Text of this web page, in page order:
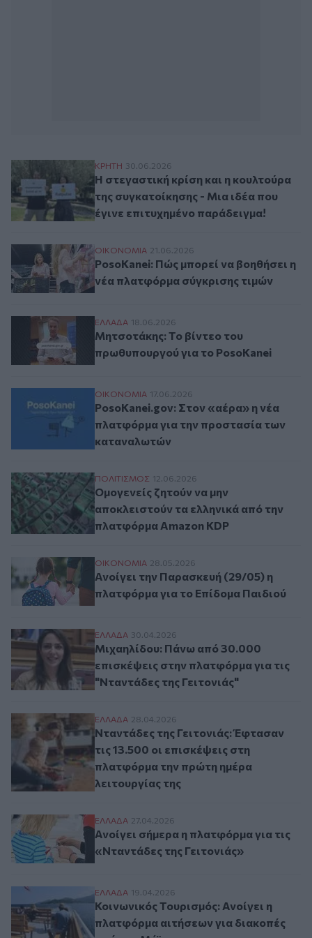
Η στεγαστική κρίση και η κουλτούρα της
ΚΡΗΤΗ 30.06.2026
Η στεγαστική κρίση και η κουλτούρα
της συγκατοίκησης - Μια ιδέα που
έγινε επιτυχημένο παράδειγμα!
PosoKanei: Πώς μπορεί να βοηθήσει η
ΟΙΚΟΝΟΜΙΑ 21.06.2026
PosoKanei: Πώς μπορεί να βοηθήσει η
νέα πλατφόρμα σύγκρισης τιμών
Μητσοτάκης: Το βίντεο του
ΕΛΛAΔΑ 18.06.2026
Μητσοτάκης: Το βίντεο του
πρωθυπουργού για το PosoKanei
PosoKanei.gov: Στον «αέρα» η νέα
ΟΙΚΟΝΟΜΙΑ 17.06.2026
PosoKanei.gov: Στον «αέρα» η νέα
πλατφόρμα για την προστασία των
καταναλωτών
Ομογενείς ζητούν να μην αποκλειστούν
ΠΟΛΙΤΙΣΜΟΣ 12.06.2026
Ομογενείς ζητούν να μην
αποκλειστούν τα ελληνικά από την
πλατφόρμα Amazon KDP
Ανοίγει την Παρασκευή (29/05) η
ΟΙΚΟΝΟΜΙΑ 28.05.2026
Ανοίγει την Παρασκευή (29/05) η
πλατφόρμα για το Επίδομα Παιδιού
Μιχαηλίδου: Πάνω από 30.000
ΕΛΛAΔΑ 30.04.2026
Μιχαηλίδου: Πάνω από 30.000
επισκέψεις στην πλατφόρμα για τις
"Νταντάδες της Γειτονιάς"
Νταντάδες της Γειτονιάς: Έφτασαν τις
ΕΛΛAΔΑ 28.04.2026
Νταντάδες της Γειτονιάς: Έφτασαν
τις 13.500 οι επισκέψεις στη
πλατφόρμα την πρώτη ημέρα
λειτουργίας της
Ανοίγει σήμερα η πλατφόρμα για τις
ΕΛΛAΔΑ 27.04.2026
Ανοίγει σήμερα η πλατφόρμα για τις
«Νταντάδες της Γειτονιάς»
Κοινωνικός Τουρισμός: Ανοίγει η
ΕΛΛAΔΑ 19.04.2026
Κοινωνικός Τουρισμός: Ανοίγει η
πλατφόρμα αιτήσεων για διακοπές